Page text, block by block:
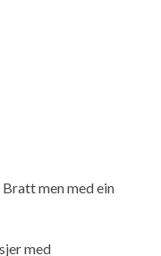
men med ein
med